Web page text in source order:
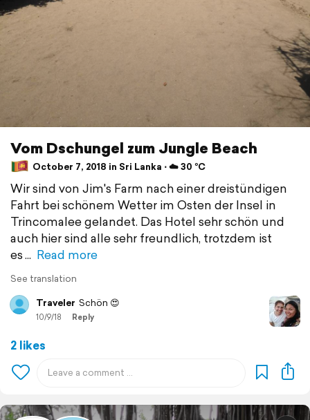
Vom Dschungel zum Jungle Beach
October 7, 2018 in Sri Lanka ⋅ ☁️ 30 °C
Wir sind von Jim's Farm nach einer dreistündigen
Fahrt bei schönem Wetter im Osten der Insel in
Trincomalee gelandet. Das Hotel sehr schön und
auch hier sind alle sehr freundlich, trotzdem ist
es
Read more
See translation
Traveler Schön 😍
10/9/18 Reply
2 likes